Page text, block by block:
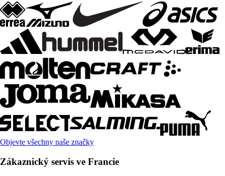
Objevte všechny naše značky
Zákaznický servis ve Francie